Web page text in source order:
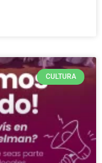
CULTURA